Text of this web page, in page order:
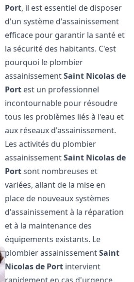
Port, il est essentiel de disposer
d'un système d'assainissement
efficace pour garantir la santé et
la sécurité des habitants. C'est
pourquoi le plombier
assainissementSaint Nicolas de
Port est un professionnel
incontournable pour résoudre
tous les problèmes liés à l'eau et
aux réseaux d'assainissement.
Les activités du plombier
assainissementSaint Nicolas de
Portsont nombreuses et
variées, allant de la mise en
place de nouveaux systèmes
d'assainissement à la réparation
et à la maintenance des
équipements existants. Le
plombier assainissementSaint
Nicolas de Port intervient